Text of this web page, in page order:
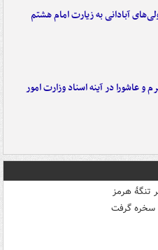
آبادانی به زیارت امام هشتم
و عاشورا در آینه اسناد وزارت امور
تنگۀ هرمز
سخره گرفت